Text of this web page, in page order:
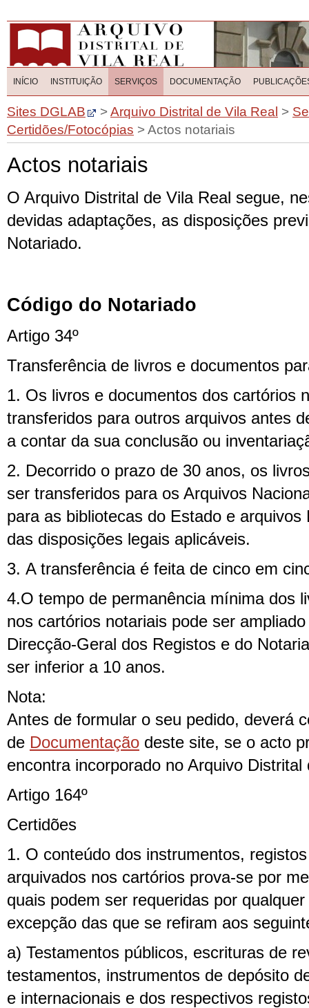
INÍCIO INSTITUIÇÃO SERVIÇOS DOCUMENTAÇÃO
Sites DGLAB >Arquivo Distrital de Vila Real >
Certidões/Fotocópias >Actos notariais
Actos notariais
O Arquivo Distrital de Vila Real segue,
devidas adaptações, as disposições
Notariado.
Código do Notariado
Artigo 34º
Transferência de livros e documentos
1. Os livros e documentos dos cartórios
transferidos para outros arquivos antes
a contar da sua conclusão ou
2. Decorrido o prazo de 30 anos, os
ser transferidos para os Arquivos
para as bibliotecas do Estado e
das disposições legais aplicáveis.
3. A transferência é feita de cinco em
4.O tempo de permanência mínima dos
nos cartórios notariais pode ser
Direcção-Geral dos Registos e do
ser inferior a 10 anos.
Nota:
Antes de formular o seu pedido, deverá
de Documentação deste site, se o acto
encontra incorporado no Arquivo Distrital
Artigo 164º
Certidões
1. O conteúdo dos instrumentos,
arquivados nos cartórios prova-se por
quais podem ser requeridas por
excepção das que se refiram aos
a) Testamentos públicos, escrituras de
testamentos, instrumentos de depósito
e internacionais e dos respectivos